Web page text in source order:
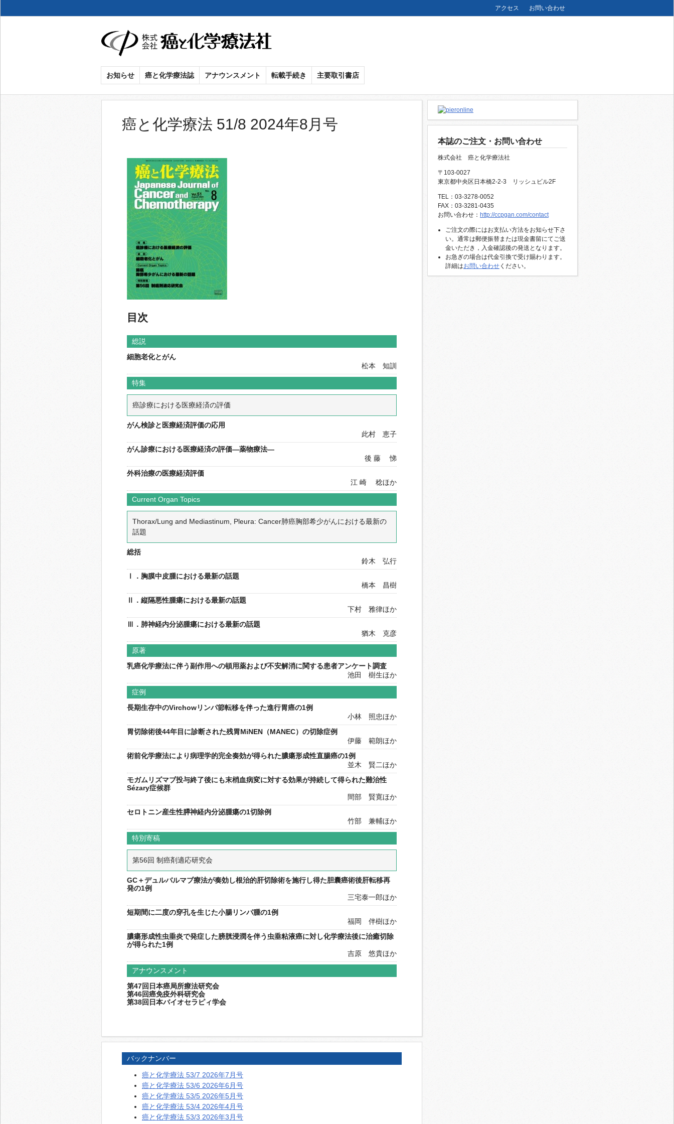
テ
に
アクセス お問い合わせ
癌
と
お知らせ 癌と化学療法誌 アナウンスメント 転載手続き 主要取引書店
癌と化学療法 51/8 2024年8月号
目次
総説
細胞老化とがん
松本 知訓
特集
癌診療における医療経済の評価
がん検診と医療経済評価の応用
此村 恵子
がん診療における医療経済の評価―薬物療法―
後 藤 悌
外科治療の医療経済評価
江 崎 稔ほか
Current Organ Topics
Thorax/Lung and Mediastinum, Pleura: Cancer肺癌胸部希少がんにおける最新の
話題
総括
鈴木 弘行
Ⅰ．胸膜中皮腫における最新の話題
橋本 昌樹
Ⅱ．縦隔悪性腫瘍における最新の話題
下村 雅律ほか
Ⅲ．肺神経内分泌腫瘍における最新の話題
猶木 克彦
原著
乳癌化学療法に伴う副作用への頓用薬および不安解消に関する患者アンケート調査
池田 樹生ほか
症例
長期生存中のVirchowリンパ節転移を伴った進行胃癌の1例
小林 照忠ほか
胃切除術後44年目に診断された残胃MiNEN（MANEC）の切除症例
伊藤 範朗ほか
術前化学療法により病理学的完全奏効が得られた膿瘍形成性直腸癌の1例
並木 賢二ほか
モガムリズマブ投与終了後にも末梢血病変に対する効果が持続して得られた難治性
Sézary症候群
間部 賢寛ほか
セロトニン産生性膵神経内分泌腫瘍の1切除例
竹部 兼輔ほか
特別寄稿
第56回 制癌剤適応研究会
GC＋デュルバルマブ療法が奏効し根治的肝切除術を施行し得た胆囊癌術後肝転移再
発の1例
三宅泰一郎ほか
短期間に二度の穿孔を生じた小腸リンパ腫の1例
福岡 伴樹ほか
膿瘍形成性虫垂炎で発症した膀胱浸潤を伴う虫垂粘液癌に対し化学療法後に治癒切除
が得られた1例
吉原 悠貴ほか
アナウンスメント
第47回日本癌局所療法研究会
第46回癌免疫外科研究会
第38回日本バイオセラピィ学会
バックナンバー
癌と化学療法 53/7 2026年7月号
癌と化学療法 53/6 2026年6月号
癌と化学療法 53/5 2026年5月号
癌と化学療法 53/4 2026年4月号
癌と化学療法 53/3 2026年3月号
本誌のご注文・お問い合わせ
株式会社 癌と化学療法社
〒103-0027
東京都中央区日本橋2-2-3 リッシュビル2F
TEL：03-3278-0052
FAX：03-3281-0435
お問い合わせ： http://ccpgan.com/contact
ご注文の際にはお支払い方法をお知らせ下さ
い。通常は郵便振替または現金書留にてご送
金いただき，入金確認後の発送となります。
お急ぎの場合は代金引換で受け賜わります。
詳細はお問い合わせ ください。